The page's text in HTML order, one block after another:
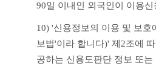
90일 이내인 외국인이 이용
10) '신용정보의 이용 및 보호
보법'이라 합니다)' 제2조에
공하는 신용도판단 정보 또